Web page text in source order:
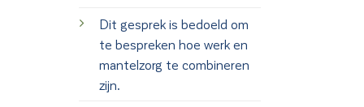
Dit gesprek is bedoeld om
te bespreken hoe werk en
mantelzorg te combineren
zijn.